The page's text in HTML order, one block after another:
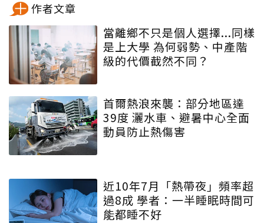
作者文章
當離鄉不只是個人選擇...同樣
是上大學 為何弱勢、中產階
級的代價截然不同？
首爾熱浪來襲：部分地區達
39度 灑水車、避暑中心全面
動員防止熱傷害
近10年7月「熱帶夜」頻率超
過8成 學者：一半睡眠時間可
能都睡不好